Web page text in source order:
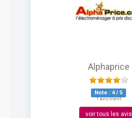
Alphaprice
Note : 4/ 5
1 avis client
voir tous les avis